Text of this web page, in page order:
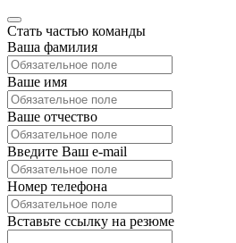
Стать частью команды
Ваша фамилия
Ваше имя
Ваше отчество
Введите Ваш e-mail
Номер телефона
Вставьте ссылку на резюме